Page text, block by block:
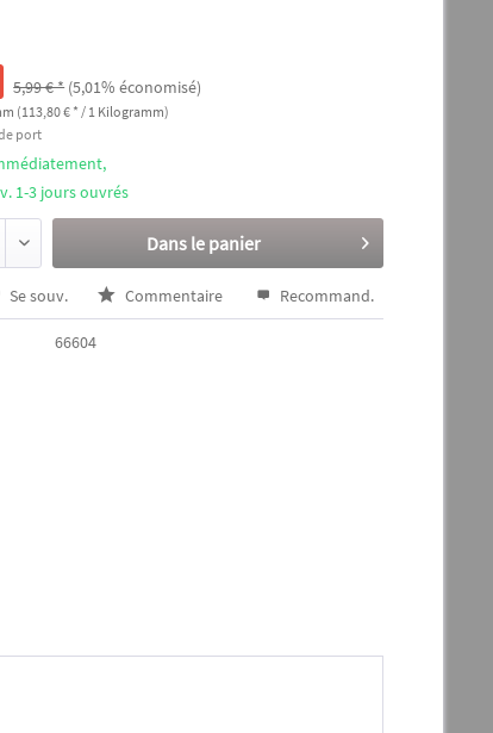
5,99 € * (5,01% économisé)
(113,80 € * / 1 Kilogramm)
port
1-3 jours ouvrés
Dans le panier
Se souv. Commentaire Recommand.
66604